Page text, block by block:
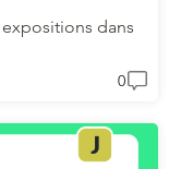
dans
0